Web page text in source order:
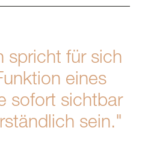
spricht für sich
eines
sofort sichtbar
sein."